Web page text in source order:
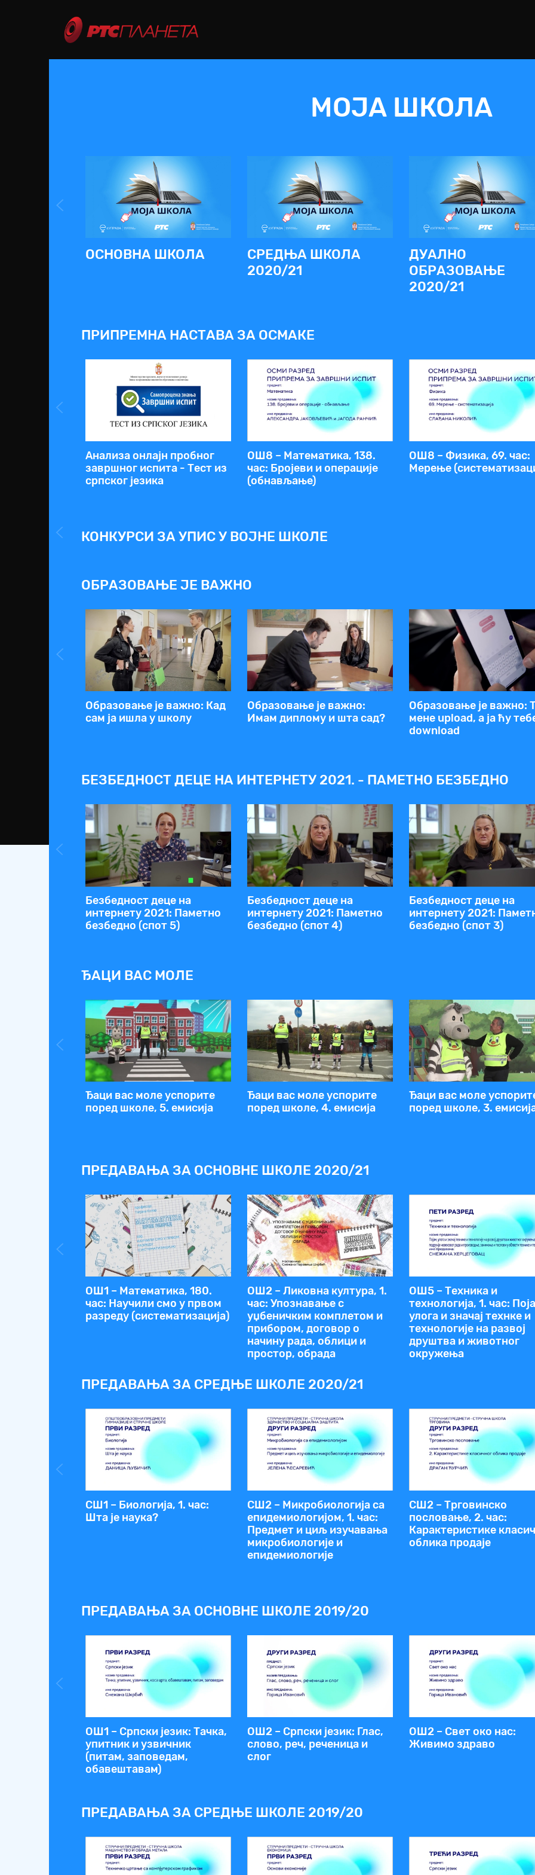
МОЈА ШКОЛА
ОСНОВНА ШКОЛА
СРЕДЊА ШКОЛА
2020/21
ДУАЛНО
ОБРАЗОВАЊЕ
2020/21
ПРИПРЕМНА НАСТАВА ЗА ОСМАКЕ
Анализа онлајн пробног
завршног испита - Тест из
српског језика
ОШ8 – Математика, 138.
час: Бројеви и операције
(обнављање)
ОШ8 – Физика, 69. час:
Мерење
КОНКУРСИ ЗА УПИС У ВОЈНЕ ШКОЛЕ
ОБРАЗОВАЊЕ ЈЕ ВАЖНО
Образовање је важно: Кад
сам ја ишла у школу
Образовање је важно:
Имам диплому и шта сад?
Образовање је важно:
мене upload, а ја ћу
download
БЕЗБЕДНОСТ ДЕЦЕ НА ИНТЕРНЕТУ 2021. - ПАМЕТНО БЕЗБЕДНО
Безбедност деце на
интернету 2021: Паметно
безбедно (спот 5)
Безбедност деце на
интернету 2021: Паметно
безбедно (спот 4)
Безбедност деце на
интернету 2021:
безбедно (спот 3)
ЂАЦИ ВАС МОЛЕ
Ђаци вас моле успорите
поред школе, 5. емисија
Ђаци вас моле успорите
поред школе, 4. емисија
Ђаци вас моле
поред школе, 3.
ПРЕДАВАЊА ЗА ОСНОВНЕ ШКОЛЕ 2020/21
ОШ1 – Математика, 180.
час: Научили смо у првом
разреду (систематизација)
ОШ2 – Ликовна култура, 1.
час: Упознавање с
уџбеничким комплетом и
прибором, договор о
начину рада, облици и
простор, обрада
ОШ5 – Техника и
технологија, 1. час:
улога и значај технке и
технологије на развој
друштва и животног
окружења
ПРЕДАВАЊА ЗА СРЕДЊЕ ШКОЛЕ 2020/21
СШ1 – Биологија, 1. час:
Шта је наука?
СШ2 – Микробиологија са
епидемиологијом, 1. час:
Предмет и циљ изучавања
микробиологије и
епидемиологије
СШ2 – Трговинско
пословање, 2. час:
Карактеристике
облика продаје
ПРЕДАВАЊА ЗА ОСНОВНЕ ШКОЛЕ 2019/20
ОШ1 – Српски језик: Тачка,
упитник и узвичник
(питам, заповедам,
обавештавам)
ОШ2 – Српски језик: Глас,
слово, реч, реченица и
слог
ОШ2 – Свет око нас:
Живимо здраво
ПРЕДАВАЊА ЗА СРЕДЊЕ ШКОЛЕ 2019/20